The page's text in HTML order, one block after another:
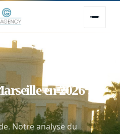
en 2026 : le
Notre analyse du